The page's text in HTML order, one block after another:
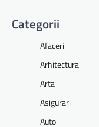
Categorii
Afaceri
Arhitectura
Arta
Asigurari
Auto